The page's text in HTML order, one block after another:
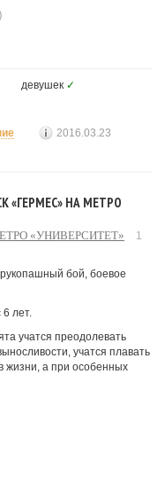
девушек ✓
2016.03.23
«ГЕРМЕС» НА МЕТРО
«УНИВЕРСИТЕТ»
1
бой, боевое
лет.
учатся преодолевать
учатся плавать
жизни, а при особенных